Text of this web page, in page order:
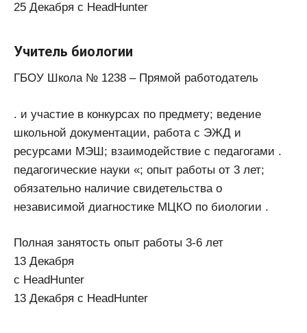
25 Декабря с HeadHunter
Учитель биологии
ГБОУ Школа № 1238 – Прямой работодатель
. и участие в конкурсах по предмету; ведение
школьной документации, работа с ЭЖД и
ресурсами МЭШ; взаимодействие с педагогами .
педагогические науки «; опыт работы от 3 лет;
обязательно наличие свидетельства о
независимой диагностике МЦКО по биологии .
Полная занятость опыт работы 3-6 лет
13 Декабря
с HeadHunter
13 Декабря с HeadHunter